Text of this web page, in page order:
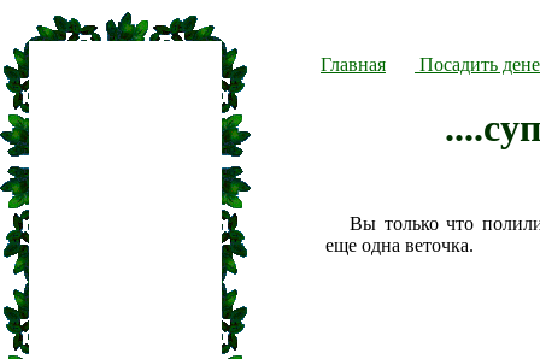
Главная Посадить
Вы только что
еще одна веточка.